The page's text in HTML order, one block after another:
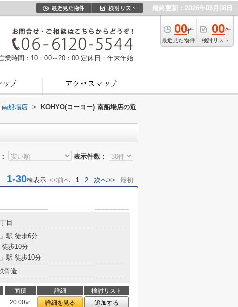
最終更新：2026年08月08日
00件
最近見た物件
00件
検討リスト
業時間：10：00～20：00 定休日：年末年始
南船場店 >
KOHYO(コーヨー) 南船場店の近
表示件数：
1-30棟表示 <<前へ 1 2 次へ>> 最初
目
」駅 徒歩6分
徒歩10分
」駅 徒歩10分
骨造
面積 詳細
検討リスト
20.00㎡ 詳細を見る 追加する